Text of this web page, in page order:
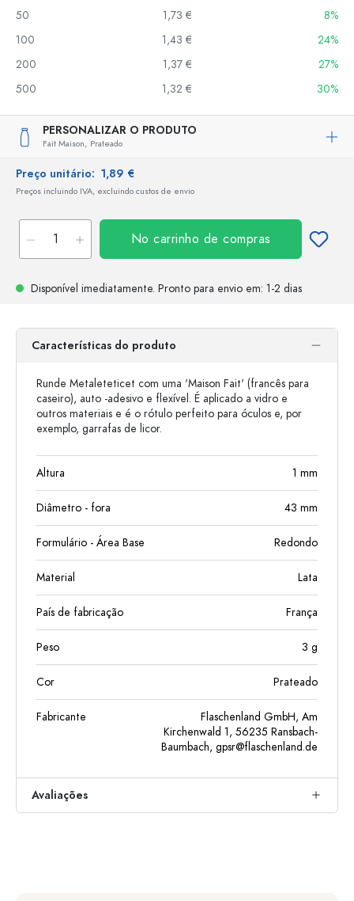
50
1,73 €
8%
100
1,43 €
24%
200
1,37 €
27%
500
1,32 € 30%
PERSONALIZAR O PRODUTO
Fait Maison, Prateado
Preço unitário: 1,89 €
Preços incluindo IVA, excluindo custos de envio
No carrinho de compras
Disponível imediatamente. Pronto para envio em: 1-2 dias
Características do produto
Runde Metaleteticet com uma 'Maison Fait' (francês para
caseiro), auto -adesivo e flexível. É aplicado a vidro e
outros materiais e é o rótulo perfeito para óculos e, por
exemplo, garrafas de licor.
Altura 1 mm
Diâmetro - fora 43 mm
Formulário - Área Base Redondo
Material Lata
País de fabricação França
Peso 3 g
Cor Prateado
Fabricante
Flaschenland GmbH, Am
Kirchenwald 1, 56235 Ransbach-
Baumbach, gpsr@flaschenland.de
Avaliações